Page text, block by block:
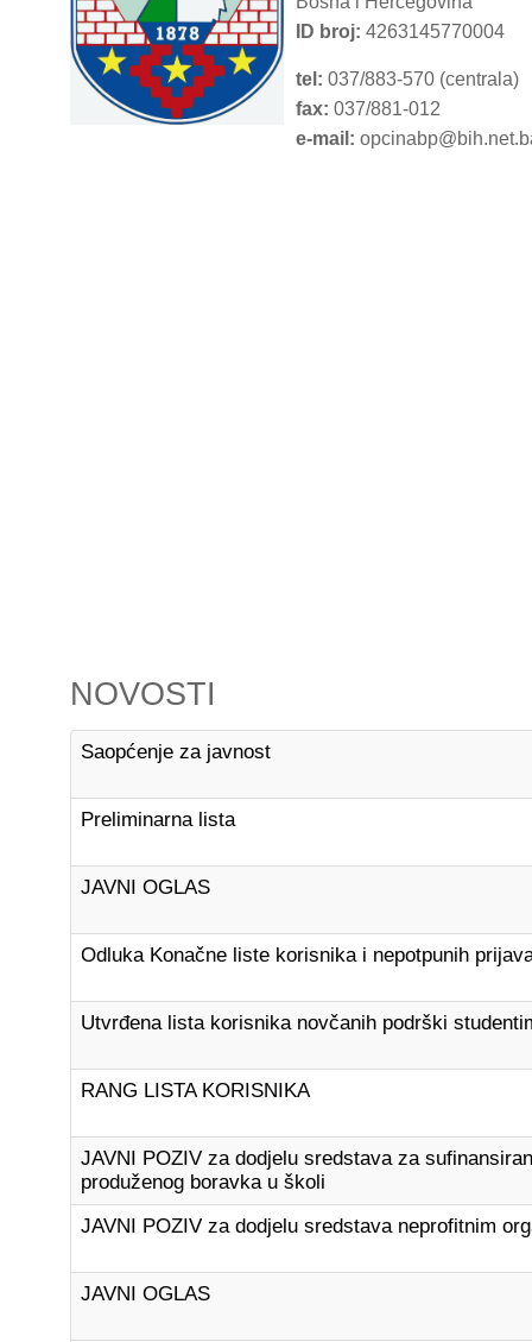
ID broj: 4263145770004
tel: 037/883-570 (centrala)
fax: 037/881-012
e-mail:
NOVOSTI
Saopćenje za javnost
Preliminarna lista
JAVNI OGLAS
Odluka Konačne liste korisnika i nepotpunih
Utvrđena lista korisnika novčanih podrški
RANG LISTA KORISNIKA
JAVNI POZIV za dodjelu sredstava za
produženog boravka u školi
JAVNI POZIV za dodjelu sredstava neprofitnim
JAVNI OGLAS